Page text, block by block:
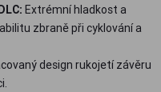
Extrémní hladkost a
zbraně při cyklování a
design rukojetí závěru